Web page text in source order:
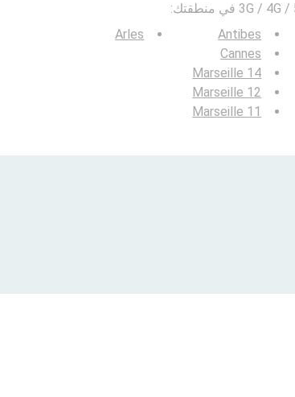
Antibes
Cannes
Marseille 14
Marseille 12
Marseille 11
Arles